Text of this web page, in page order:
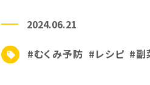
2024.06.21
#むくみ予防 #レシピ #副